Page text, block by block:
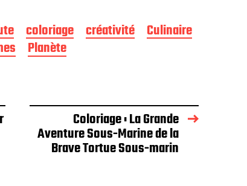
coloriage créativité
Culinaire
Planète
Coloriage : La Grande
Aventure Sous-Marine de la
Brave Tortue Sous-marin